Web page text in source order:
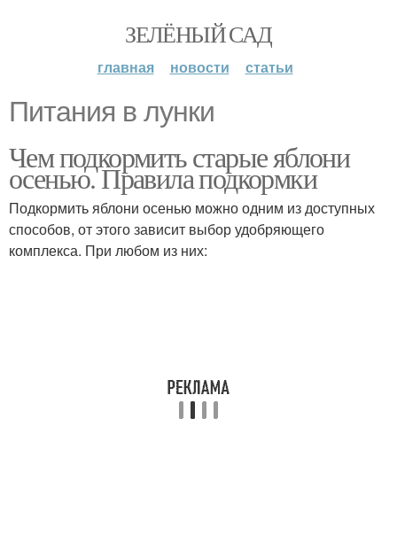
ЗЕЛЁНЫЙ САД
главная новости статьи
Питания в лунки
Чем подкормить старые яблони
осенью. Правила подкормки
Подкормить яблони осенью можно одним из доступных
способов, от этого зависит выбор удобряющего
комплекса. При любом из них: